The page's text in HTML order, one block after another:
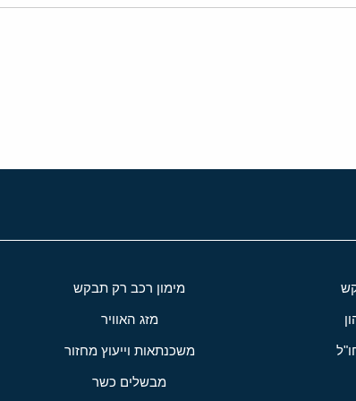
מימון רכב רק תבקש
מזג האוויר
משכנתאות וייעוץ מחזור
מבשלים כשר